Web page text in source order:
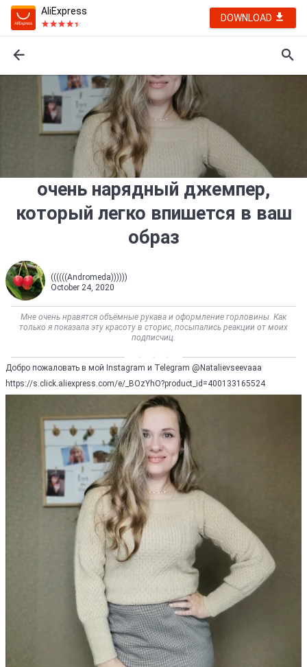
AliExpress
DOWNLOAD
очень нарядный джемпер,
который легко впишется в ваш
образ
((((((Andromeda))))))
October 24, 2020
Мне очень нравятся объёмные рукава и оформление горловины. Как
только я показала эту красоту в сторис, посыпались реакции от моих
подписчиц.
Добро пожаловать в мой Instagram и Telegram @Natalievseevaaa
https://s.click.aliexpress.com/e/_BOzYhO?product_id=400133165524